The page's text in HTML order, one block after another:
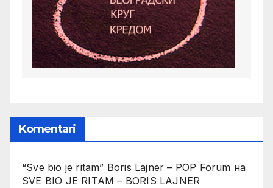
Komentari
“Sve bio je ritam” Boris Lajner – POP Forum на
SVE BIO JE RITAM – BORIS LAJNER